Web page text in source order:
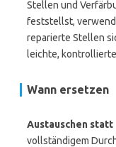
Stellen und
feststellst,
reparierte Stellen
leichte,
Wann ersetzen
Austauschen
vollständigem